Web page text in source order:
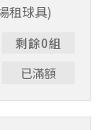
樂趣！ 如
，POA將視
因天候因素
參閱【報名
規則。
租球具)
剩餘0組
已滿額